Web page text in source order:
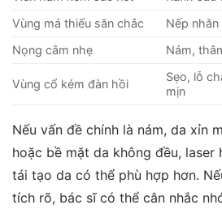
Vùng má thiếu săn chắc
Nếp
Nọng cằm nhẹ
Nám,
Vùng cổ kém đàn hồi
Sẹo, lỗ
mịn
Nếu vấn đề chính là nám, da xỉn
hoặc bề mặt da không đều, laser
tái tạo da có thể phù hợp hơn.
tích rõ, bác sĩ có thể cân nhắc